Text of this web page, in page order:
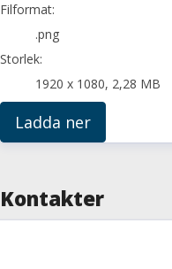
Filformat:
.png
Storlek:
1920 x 1080, 2,28 MB
Ladda ner
Kontakter